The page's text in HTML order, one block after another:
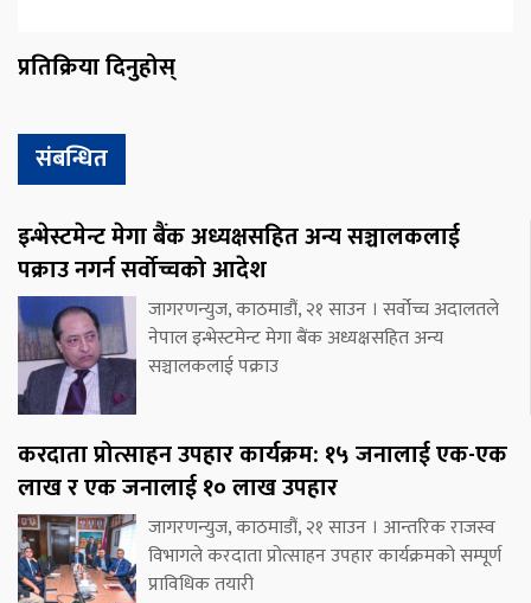
प्रतिक्रिया दिनुहोस्
संबन्धित
इन्भेस्टमेन्ट मेगा बैंक अध्यक्षसहित अन्य सञ्चालकलाई
पक्राउ नगर्न सर्वोच्चको आदेश
जागरणन्युज, काठमाडौं, २१ साउन । सर्वोच्च अदालतले
नेपाल इन्भेस्टमेन्ट मेगा बैंक अध्यक्षसहित अन्य
सञ्चालकलाई पक्राउ
करदाता प्रोत्साहन उपहार कार्यक्रम: १५ जनालाई एक-एक
लाख र एक जनालाई १० लाख उपहार
जागरणन्युज, काठमाडौं, २१ साउन । आन्तरिक राजस्व
विभागले करदाता प्रोत्साहन उपहार कार्यक्रमको सम्पूर्ण
प्राविधिक तयारी